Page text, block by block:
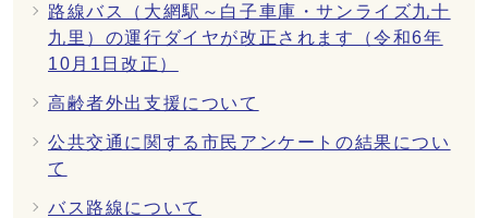
路線バス（大網駅～白子車庫・サンライズ九十
九里）の運行ダイヤが改正されます（令和6年
10月1日改正）
高齢者外出支援について
公共交通に関する市民アンケートの結果につい
て
バス路線について